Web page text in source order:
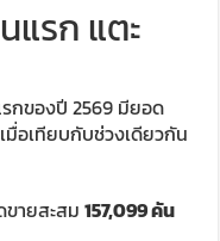
แรก แตะ
กของปี 2569 มียอด
เมื่อเทียบกับช่วงเดียวกัน
ขายสะสม157,099 คัน